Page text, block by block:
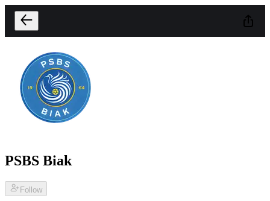
PSBS Biak
Follow